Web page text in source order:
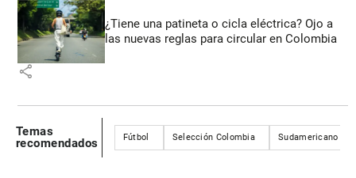
¿Tiene una patineta o cicla eléctrica? Ojo a
las nuevas reglas para circular en Colombia
share
Temas
recomendados
Fútbol Selección Colombia Sudamericano